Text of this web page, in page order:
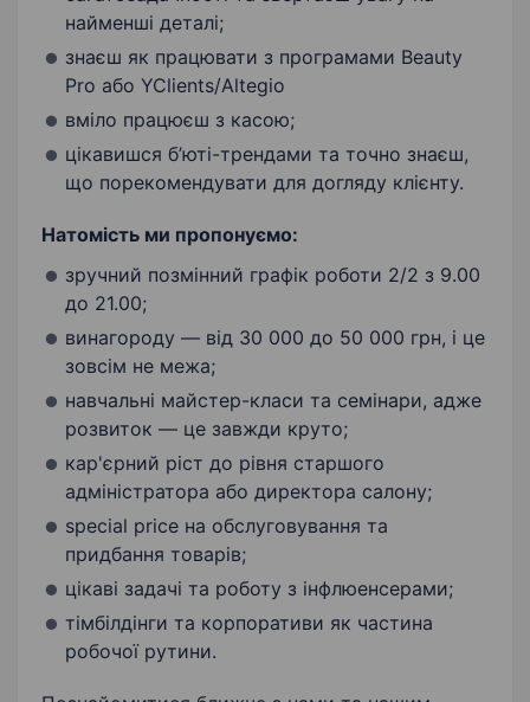
найменші деталі;
знаєш як працювати з програмами Beauty
Pro або YClients/Altegio
вміло працюєш з касою;
цікавишся б’юті-трендами та точно знаєш,
що порекомендувати для догляду клієнту.
Натомість ми пропонуємо:
зручний позмінний графік роботи 2/2 з 9.00
до 21.00;
винагороду — від 30 000 до 50 000 грн, і це
зовсім не межа;
навчальні майстер-класи та семінари, адже
розвиток — це завжди круто;
кар'єрний ріст до рівня старшого
адміністратора або директора салону;
special price на обслуговування та
придбання товарів;
цікаві задачі та роботу з інфлюенсерами;
тімбілдінги та корпоративи як частина
робочої рутини.